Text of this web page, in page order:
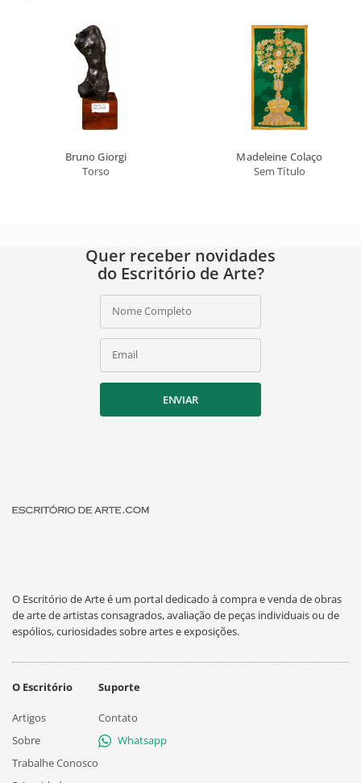
Bruno Giorgi
Torso
Madeleine Colaço
Sem Título
Quer receber novidades
do Escritório de Arte?
Nome Completo
Email
ENVIAR
O Escritório de Arte é um portal dedicado à compra e venda de obras
de arte de artistas consagrados, avaliação de peças individuais ou de
espólios, curiosidades sobre artes e exposições.
O Escritório
Artigos
Sobre
Trabalhe Conosco
Suporte
Contato
Whatsapp